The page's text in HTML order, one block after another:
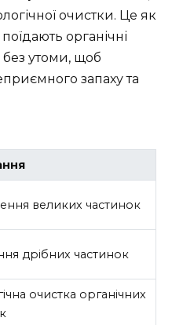
очистки. Це як
органічні
утоми, щоб
запаху та
великих частинок
дрібних частинок
очистка органічних